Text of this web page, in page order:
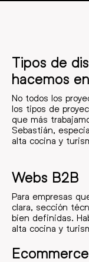
Tipos de
hacemos
No todos los
los tipos de
que más
Sebastián,
alta cocina y
Webs B2B
Para empresas
clara, sección
bien definidas.
alta cocina y